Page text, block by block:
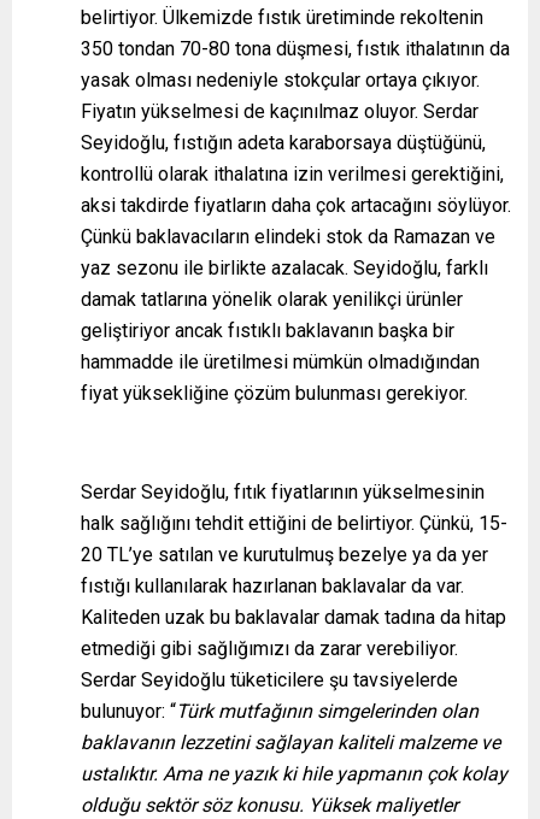
belirtiyor. Ülkemizde fıstık üretiminde rekoltenin
350 tondan 70-80 tona düşmesi, fıstık ithalatının da
yasak olması nedeniyle stokçular ortaya çıkıyor.
Fiyatın yükselmesi de kaçınılmaz oluyor. Serdar
Seyidoğlu, fıstığın adeta karaborsaya düştüğünü,
kontrollü olarak ithalatına izin verilmesi gerektiğini,
aksi takdirde fiyatların daha çok artacağını söylüyor.
Çünkü baklavacıların elindeki stok da Ramazan ve
yaz sezonu ile birlikte azalacak. Seyidoğlu, farklı
damak tatlarına yönelik olarak yenilikçi ürünler
geliştiriyor ancak fıstıklı baklavanın başka bir
hammadde ile üretilmesi mümkün olmadığından
fiyat yüksekliğine çözüm bulunması gerekiyor.
Serdar Seyidoğlu, fıtık fiyatlarının yükselmesinin
halk sağlığını tehdit ettiğini de belirtiyor. Çünkü, 15-
20 TL’ye satılan ve kurutulmuş bezelye ya da yer
fıstığı kullanılarak hazırlanan baklavalar da var.
Kaliteden uzak bu baklavalar damak tadına da hitap
etmediği gibi sağlığımızı da zarar verebiliyor.
Serdar Seyidoğlu tüketicilere şu tavsiyelerde
bulunuyor: “Türk mutfağının simgelerinden olan
baklavanın lezzetini sağlayan kaliteli malzeme ve
ustalıktır. Ama ne yazık ki hile yapmanın çok kolay
olduğu sektör söz konusu. Yüksek maliyetler